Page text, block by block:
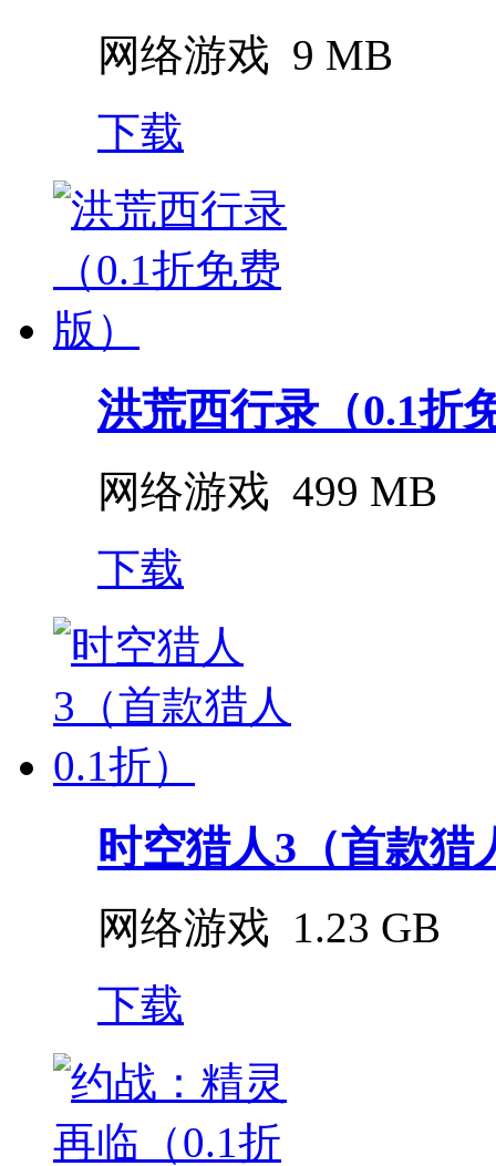
网络游戏 9 MB
下载
洪荒西行录（0.1折
网络游戏 499 MB
下载
时空猎人3（首款猎
网络游戏 1.23 GB
下载